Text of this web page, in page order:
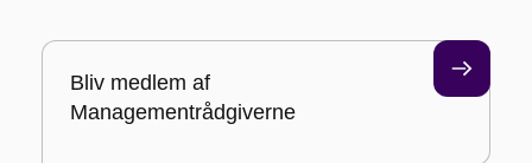
Medlemsservices
Etik i branchen
Bliv medlem af
Managementrådgiverne